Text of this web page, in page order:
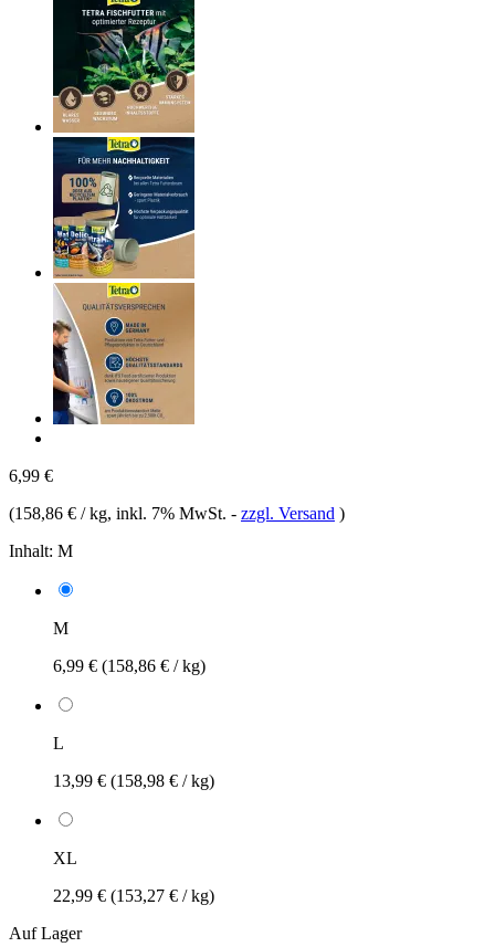
6,99 €
(158,86 € / kg, inkl. 7% MwSt. - zzgl. Versand )
Inhalt: M
M
6,99 € (158,86 € / kg)
L
13,99 € (158,98 € / kg)
XL
22,99 € (153,27 € / kg)
Auf Lager